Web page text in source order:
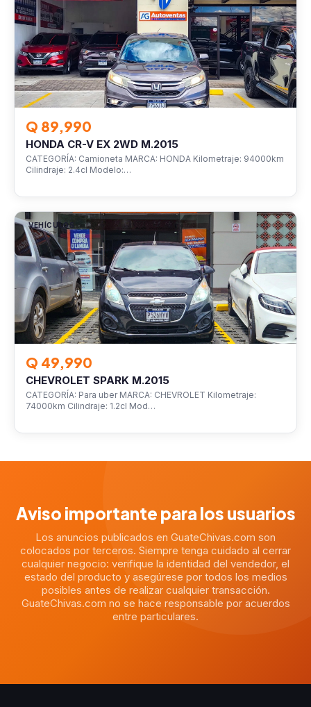
Q 89,990
HONDA CR-V EX 2WD M.2015
CATEGORÍA: Camioneta MARCA: HONDA Kilometraje: 94000km
Cilindraje: 2.4cl Modelo:…
VEHÍCULOS
Q 49,990
CHEVROLET SPARK M.2015
CATEGORÍA: Para uber MARCA: CHEVROLET Kilometraje:
74000km Cilindraje: 1.2cl Mod…
Aviso importante para los usuarios
Los anuncios publicados en GuateChivas.com son
colocados por terceros. Siempre tenga cuidado al cerrar
cualquier negocio: verifique la identidad del vendedor, el
estado del producto y asegúrese por todos los medios
posibles antes de realizar cualquier transacción.
GuateChivas.com no se hace responsable por acuerdos
entre particulares.